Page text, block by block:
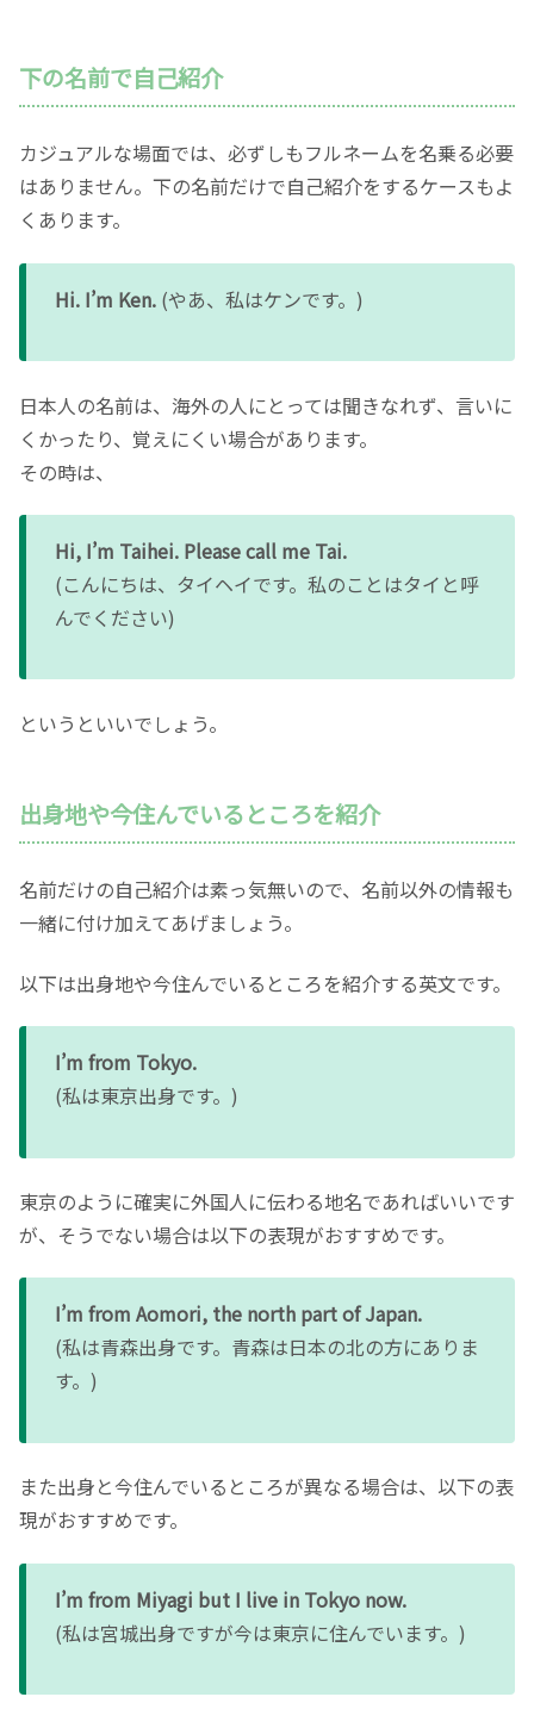
下の名前で自己紹介
カジュアルな場面では、必ずしもフルネームを名乗る必要
はありません。下の名前だけで自己紹介をするケースもよ
くあります。
Hi. I’m Ken. (やあ、私はケンです。)
日本人の名前は、海外の人にとっては聞きなれず、言いに
くかったり、覚えにくい場合があります。
その時は、
Hi, I’m Taihei. Please call me Tai.
(こんにちは、タイヘイです。私のことはタイと呼
んでください)
というといいでしょう。
出身地や今住んでいるところを紹介
名前だけの自己紹介は素っ気無いので、名前以外の情報も
一緒に付け加えてあげましょう。
以下は出身地や今住んでいるところを紹介する英文です。
I’m from Tokyo.
(私は東京出身です。)
東京のように確実に外国人に伝わる地名であればいいです
が、そうでない場合は以下の表現がおすすめです。
I’m from Aomori, the north part of Japan.
(私は青森出身です。青森は日本の北の方にありま
す。)
また出身と今住んでいるところが異なる場合は、以下の表
現がおすすめです。
I’m from Miyagi but I live in Tokyo now.
(私は宮城出身ですが今は東京に住んでいます。)